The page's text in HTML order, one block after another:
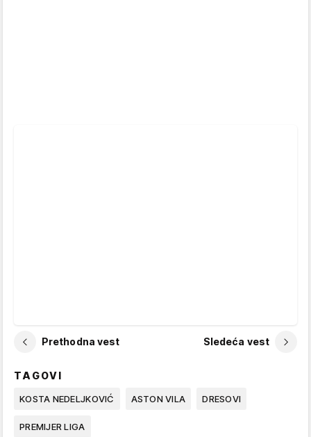
Prethodna vest Sledeća vest
TAGOVI
KOSTA NEDELJKOVIĆ ASTON VILA DRESOVI
PREMIJER LIGA